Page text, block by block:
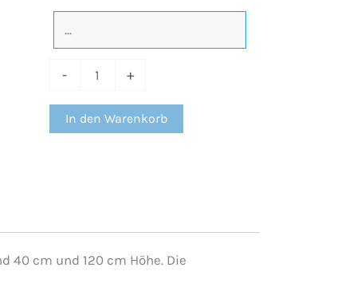
- +
In den Warenkorb
40 cm und 120 cm Höhe. Die